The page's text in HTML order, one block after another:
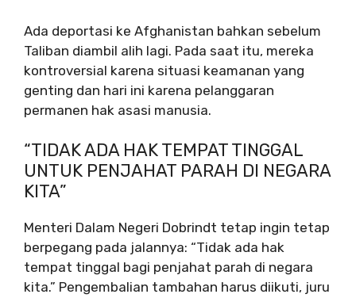
Ada deportasi ke Afghanistan bahkan sebelum
Taliban diambil alih lagi. Pada saat itu, mereka
kontroversial karena situasi keamanan yang
genting dan hari ini karena pelanggaran
permanen hak asasi manusia.
“TIDAK ADA HAK TEMPAT TINGGAL
UNTUK PENJAHAT PARAH DI NEGARA
KITA”
Menteri Dalam Negeri Dobrindt tetap ingin tetap
berpegang pada jalannya: “Tidak ada hak
tempat tinggal bagi penjahat parah di negara
kita.” Pengembalian tambahan harus diikuti, juru